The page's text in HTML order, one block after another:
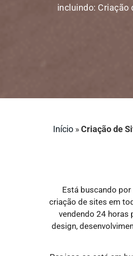
incluindo: Criação
Início »Criação de
Está buscando por
criação de sites em
vendendo 24 horas
design,